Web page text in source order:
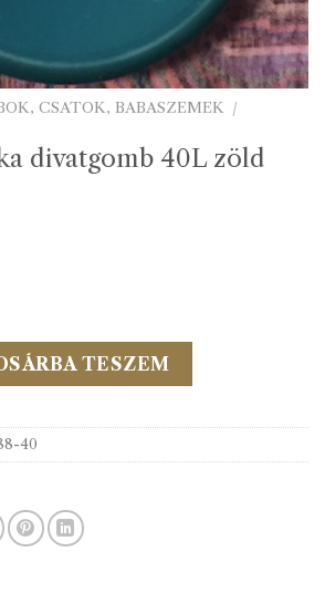
CSATOK, BABASZEMEK /
divatgomb 40L zöld
40L zöld mennyiség
TESZEM
40